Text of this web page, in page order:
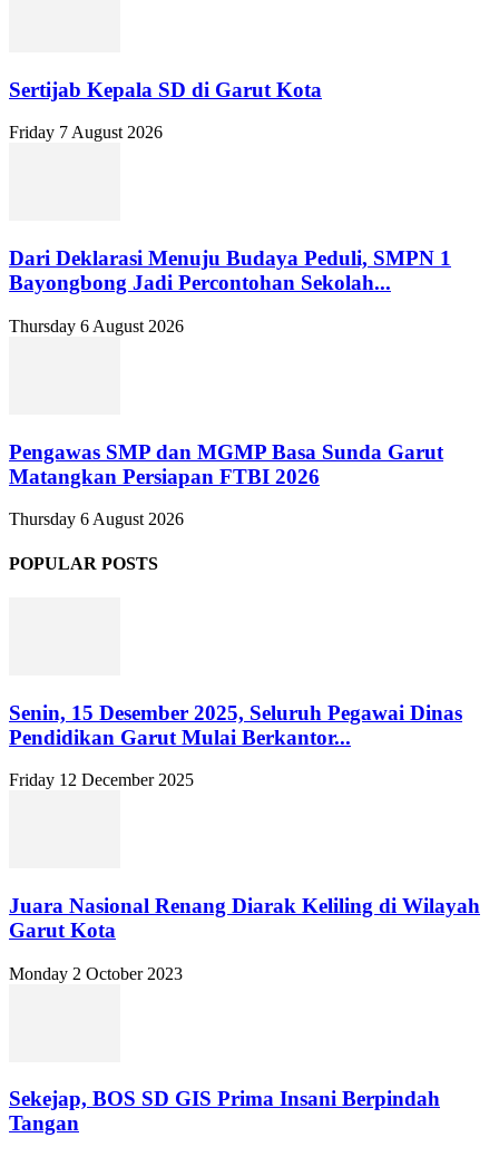
Sertijab Kepala SD di Garut Kota
Friday 7 August 2026
Dari Deklarasi Menuju Budaya Peduli, SMPN 1
Bayongbong Jadi Percontohan Sekolah...
Thursday 6 August 2026
Pengawas SMP dan MGMP Basa Sunda Garut
Matangkan Persiapan FTBI 2026
Thursday 6 August 2026
POPULAR POSTS
Senin, 15 Desember 2025, Seluruh Pegawai Dinas
Pendidikan Garut Mulai Berkantor...
Friday 12 December 2025
Juara Nasional Renang Diarak Keliling di Wilayah
Garut Kota
Monday 2 October 2023
Sekejap, BOS SD GIS Prima Insani Berpindah
Tangan